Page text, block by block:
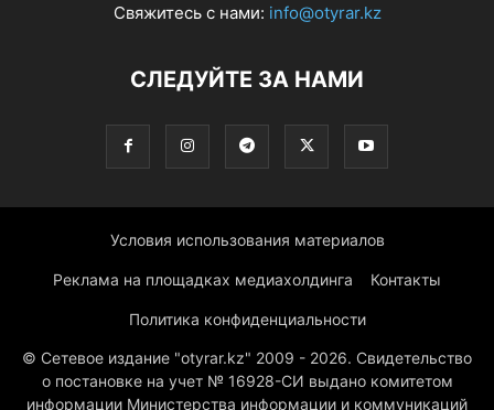
Свяжитесь с нами: info@otyrar.kz
СЛЕДУЙТЕ ЗА НАМИ
Условия использования материалов
Реклама на площадках медиахолдинга Контакты
Политика конфиденциальности
© Сетевое издание "otyrar.kz" 2009 - 2026. Свидетельство
о постановке на учет № 16928-СИ выдано комитетом
информации Министерства информации и коммуникаций